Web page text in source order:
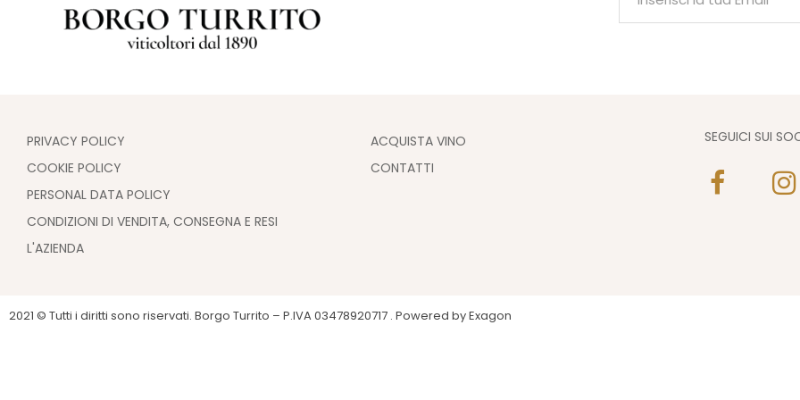
PRIVACY POLICY
COOKIE POLICY
PERSONAL DATA POLICY
CONDIZIONI DI VENDITA, CONSEGNA E RESI
L'AZIENDA
ACQUISTA VINO
CONTATTI
SEGUICI SUI
2021 © Tutti i diritti sono riservati. Borgo Turrito – P.IVA 03478920717 . Powered byExagon